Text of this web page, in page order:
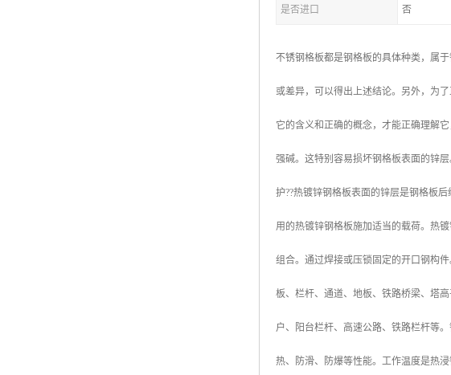
是否进口 否
不锈钢格板都是钢格板的具体种类，属
或差异，可以得出上述结论。另外，为
它的含义和正确的概念，才能正确理解
强碱。这特别容易损坏钢格板表面的锌
护??热镀锌钢格板表面的锌层是钢格板
用的热镀锌钢格板施加适当的载荷。热
组合。通过焊接或压锁固定的开口钢构
板、栏杆、通道、地板、铁路桥梁、塔
户、阳台栏杆、高速公路、铁路栏杆等
热、防滑、防爆等性能。工作温度是热